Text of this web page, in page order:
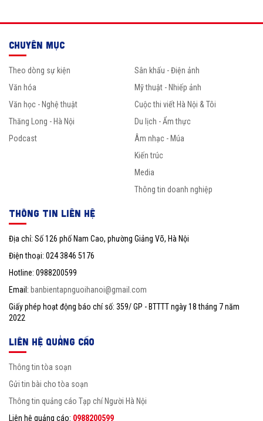
CHUYÊN MỤC
Theo dòng sự kiện
Văn hóa
Văn học - Nghệ thuật
Thăng Long - Hà Nội
Podcast
Sân khấu - Điện ảnh
Mỹ thuật - Nhiếp ảnh
Cuộc thi viết Hà Nội & Tôi
Du lịch - Ẩm thực
Âm nhạc - Múa
Kiến trúc
Media
Thông tin doanh nghiệp
THÔNG TIN LIÊN HỆ
Địa chỉ: Số 126 phố Nam Cao, phường Giảng Võ, Hà Nội
Điện thoại: 024 3846 5176
Hotline: 0988200599
Email: banbientapnguoihanoi@gmail.com
Giấy phép hoạt động báo chí số: 359/ GP - BTTTT ngày 18 tháng 7 năm
2022
LIÊN HỆ QUẢNG CÁO
Thông tin tòa soạn
Gửi tin bài cho tòa soạn
Thông tin quảng cáo Tạp chí Người Hà Nội
Liên hệ quảng cáo: 0988200599